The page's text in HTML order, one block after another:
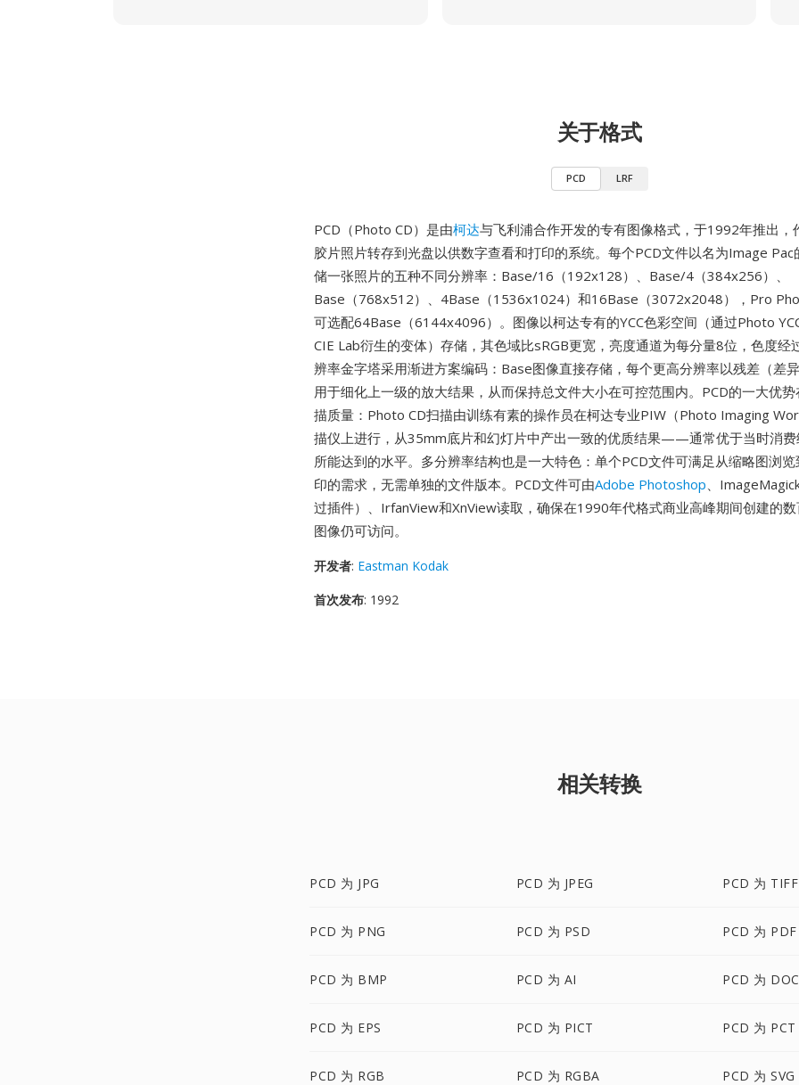
关于格式
PCD LRF
PCD（Photo CD）是由柯达与飞利浦合作开发的专有图像格式，于1992年推出，
胶片照片转存到光盘以供数字查看和打印的系统。每个PCD文件以名为Image Pac
储一张照片的五种不同分辨率：Base/16（192x128）、Base/4（384x256）、
Base（768x512）、4Base（1536x1024）和16Base（3072x2048），Pro
可选配64Base（6144x4096）。图像以柯达专有的YCC色彩空间（通过Photo
CIE Lab衍生的变体）存储，其色域比sRGB更宽，亮度通道为每分量8位，色度经
辨率金字塔采用渐进方案编码：Base图像直接存储，每个更高分辨率以残差（差
用于细化上一级的放大结果，从而保持总文件大小在可控范围内。PCD的一大优
描质量：Photo CD扫描由训练有素的操作员在柯达专业PIW（Photo Imaging
描仪上进行，从35mm底片和幻灯片中产出一致的优质结果——通常优于当时消费
所能达到的水平。多分辨率结构也是一大特色：单个PCD文件可满足从缩略图浏
印的需求，无需单独的文件版本。PCD文件可由Adobe Photoshop、
过插件）、IrfanView和XnView读取，确保在1990年代格式商业高峰期间创建的
图像仍可访问。
开发者: Eastman Kodak
首次发布: 1992
相关转换
PCD 为 JPG PCD 为 JPEG PCD 为 TIFF
PCD 为 PNG PCD 为 PSD PCD 为 PDF
PCD 为 BMP PCD 为 AI PCD 为
PCD 为 EPS PCD 为 PICT PCD 为 PCT
PCD 为 RGB PCD 为 RGBA PCD 为 SVG